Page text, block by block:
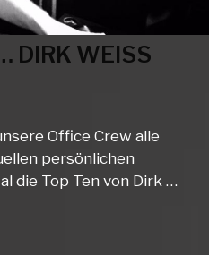
DIRK WEISS
Office Crew alle
persönlichen
die Top Ten von Dirk …